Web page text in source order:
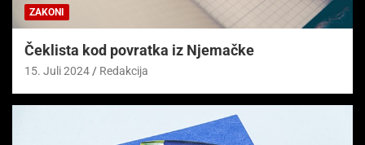
ZAKONI
Čeklista kod povratka iz Njemačke
15. Juli 2024 Redakcija